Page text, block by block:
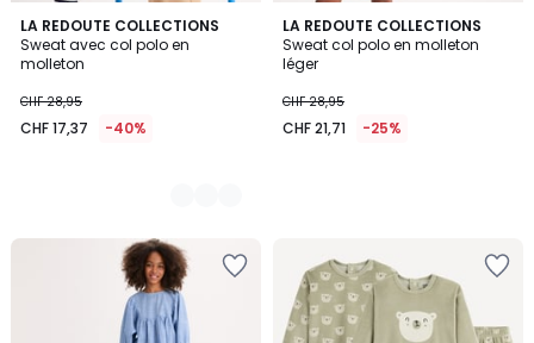
LA REDOUTE COLLECTIONS
Sweat avec col polo en
molleton
CHF 28,95
CHF 17,37 -40%
3
Couleurs
LA REDOUTE COLLECTIONS
Sweat col polo en molleton
léger
CHF 28,95
CHF 21,71 -25%